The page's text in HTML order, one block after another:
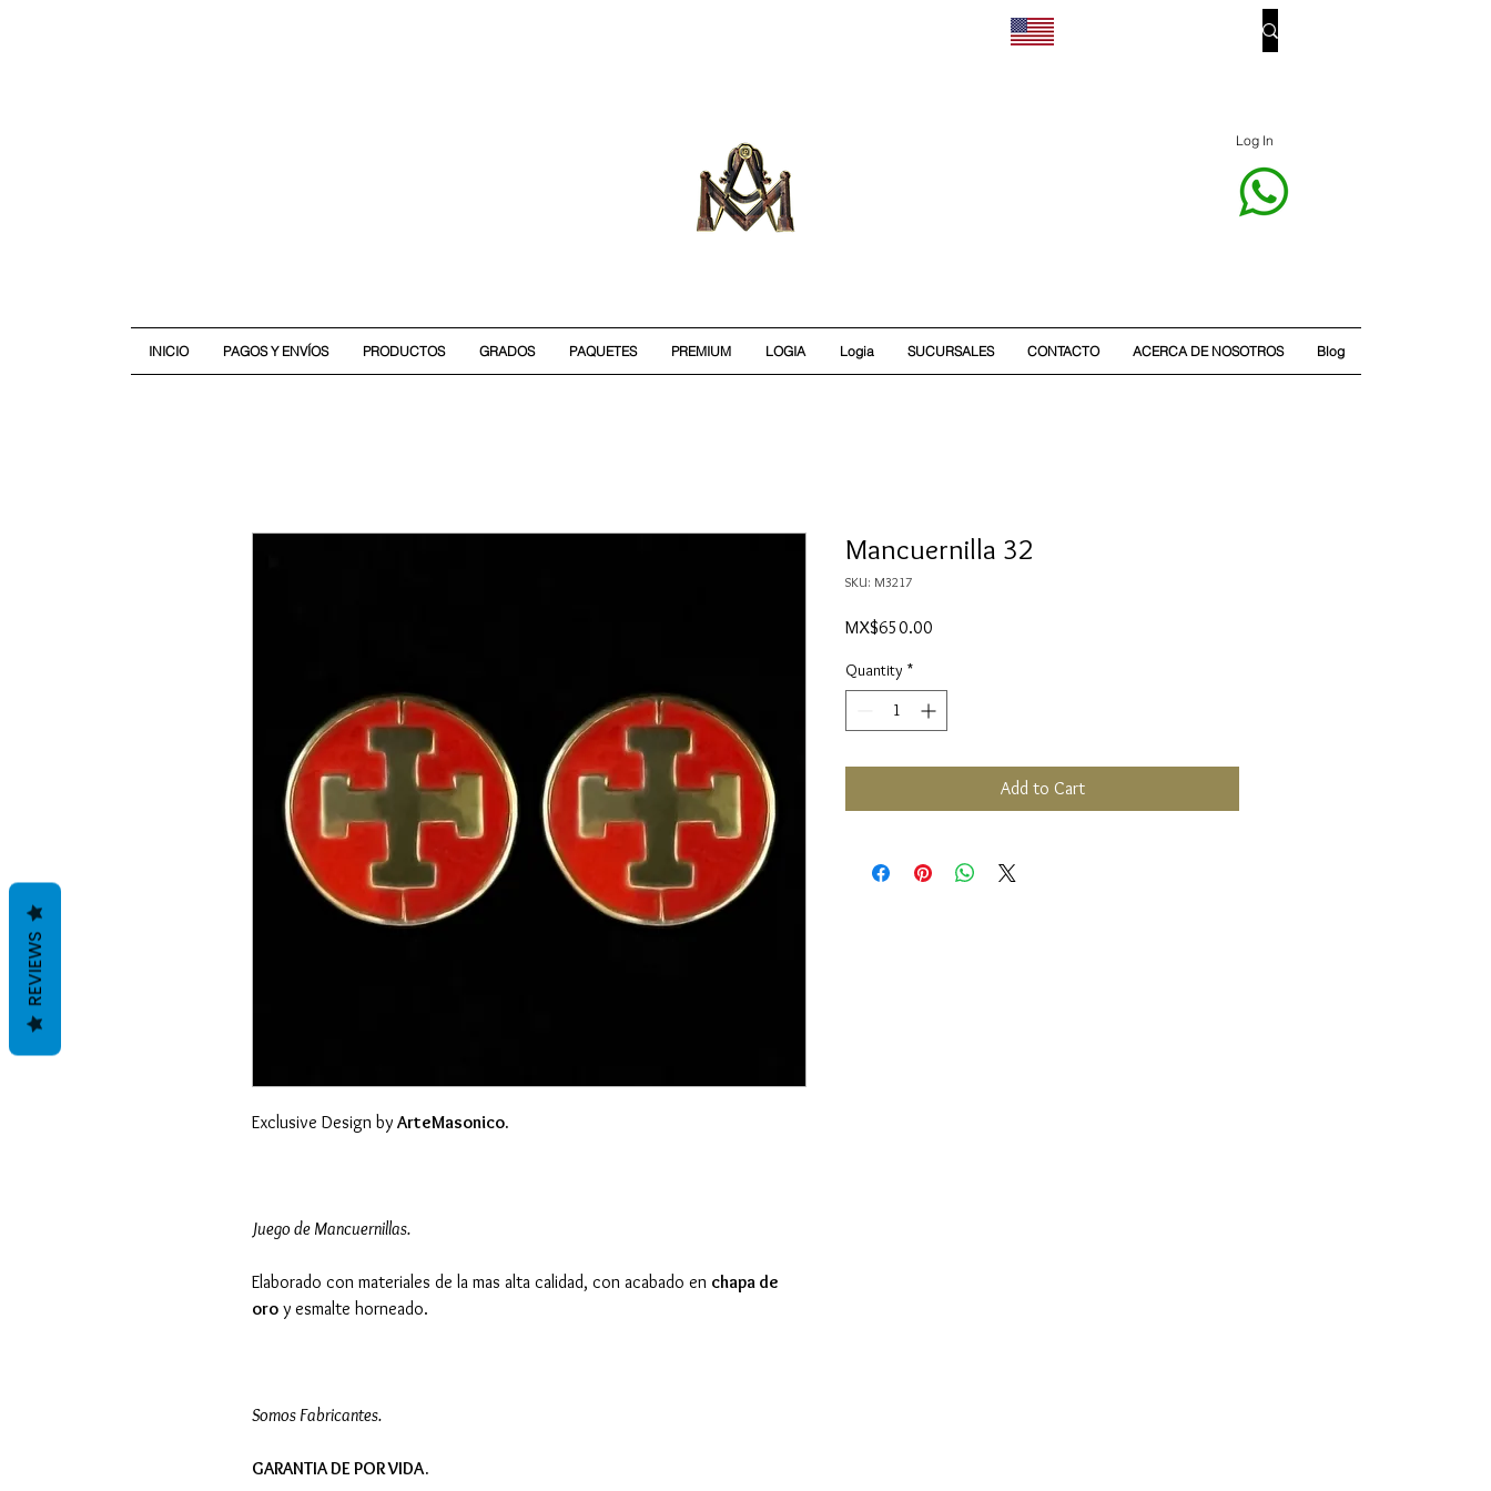
Log In
INICIO PAGOS Y ENVÍOS PRODUCTOS GRADOS PAQUETES PREMIUM LOGIA Logia SUCURSALES CONTACTO ACERCA DE NOSOTROS Blog
Exclusive Design by ArteMasonico.
Juego de Mancuernillas.
Elaborado con materiales de la mas alta calidad, con acabado en chapa de
oro y esmalte horneado.
Somos Fabricantes.
GARANTIA DE POR VIDA.
Mancuernilla 32
SKU: M3217
MX$650.00
Quantity *
Add to Cart
REVIEWS